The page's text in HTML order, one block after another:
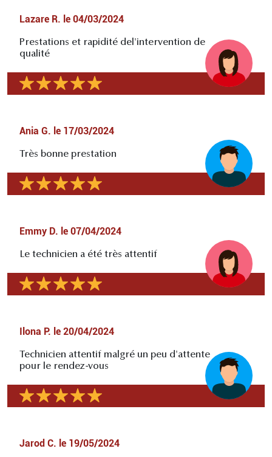
Lazare R. le 04/03/2024
Prestations et rapidité del'intervention de
qualité
Ania G. le 17/03/2024
Très bonne prestation
Emmy D. le 07/04/2024
Le technicien a été très attentif
Ilona P. le 20/04/2024
Technicien attentif malgré un peu d'attente
pour le rendez-vous
Jarod C. le 19/05/2024